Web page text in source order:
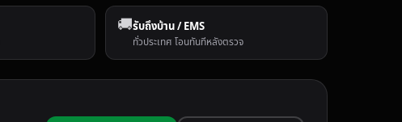
🚚รับถึงบ้าน / EMS
ทั่วประเทศ โอนทันทีหลังตรวจ